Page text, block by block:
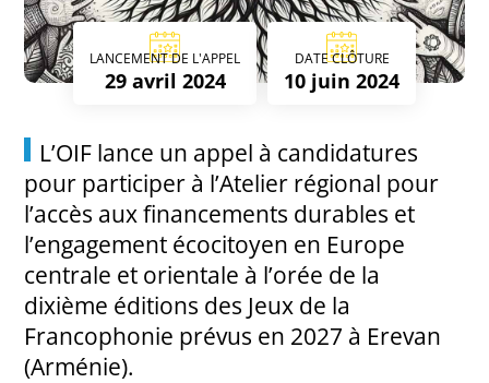
LANCEMENT DE L'APPEL
29 avril 2024
DATE CLÔTURE
10 juin 2024
L’OIF lance un appel à candidatures
pour participer à l’Atelier régional pour
l’accès aux financements durables et
l’engagement écocitoyen en Europe
centrale et orientale à l’orée de la
dixième éditions des Jeux de la
Francophonie prévus en 2027 à Erevan
(Arménie).